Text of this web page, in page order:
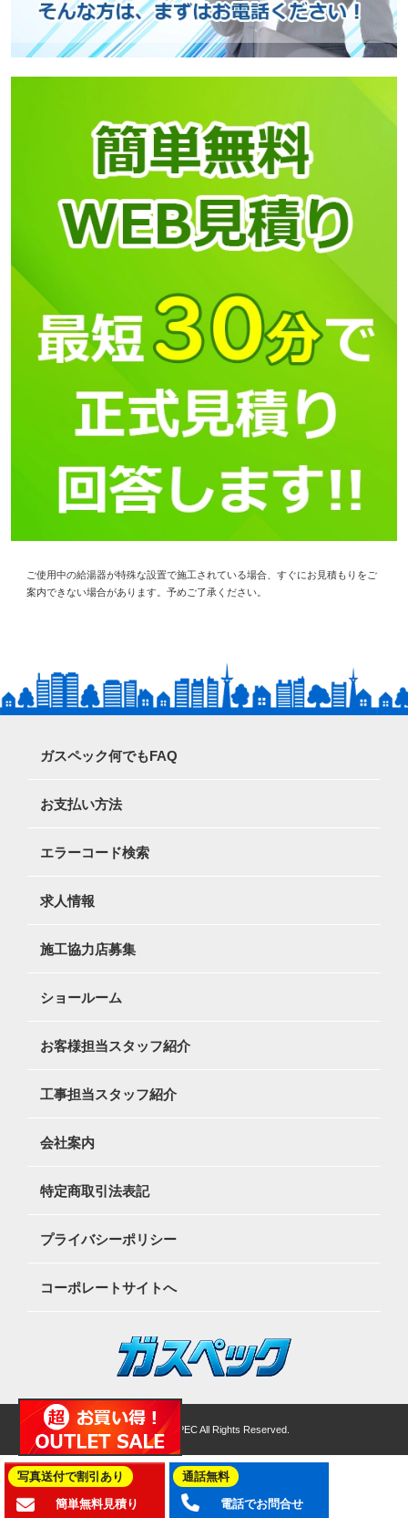
ご使用中の給湯器が特殊な設置で施工されている場合、すぐにお見積もりをご
案内できない場合があります。予めご了承ください。
ガスペック何でもFAQ
お支払い方法
エラーコード検索
求人情報
施工協力店募集
ショールーム
お客様担当スタッフ紹介
工事担当スタッフ紹介
会社案内
特定商取引法表記
プライバシーポリシー
コーポレートサイトへ
©2026 GASSPEC All Rights Reserved.
写真送付で割引あり
簡単無料見積り
通話無料
電話でお問合せ